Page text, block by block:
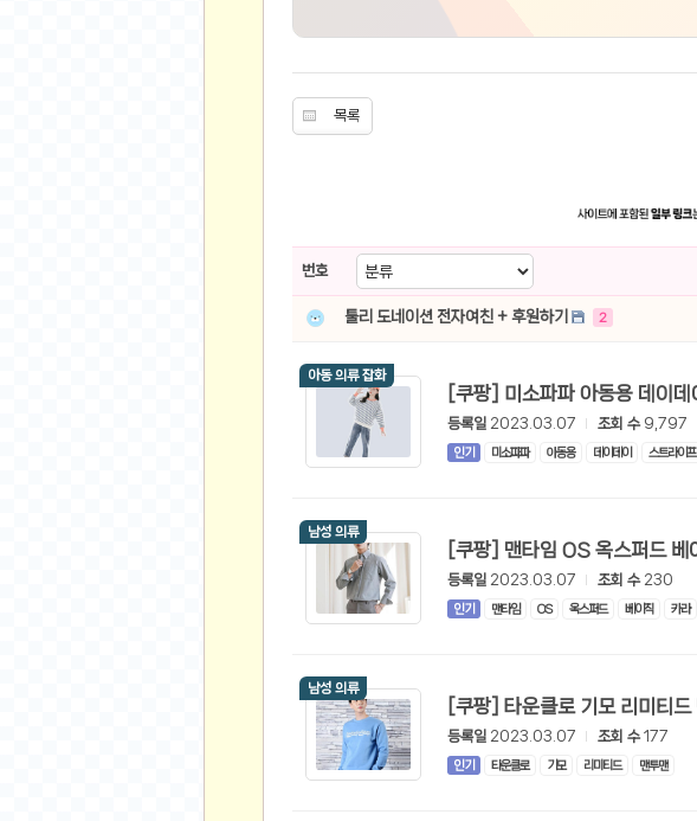
자전거
스키&보드
스쿠버 다이빙
윈드서핑&서핑
연예인
해외 가수
목록
번호
툴리 도네이션 전자여친 + 후원하기 2
아동 의류 잡화
등록일 2023.03.07 조회 수 9,797
인기 미소파파 아동용 데이데이 스트라이프
남성 의류
등록일 2023.03.07 조회 수 230
인기 맨타임 OS 옥스퍼드 베이직 카라
남성 의류
등록일 2023.03.07 조회 수177
인기 타운클로 기모 리미티드 맨투맨